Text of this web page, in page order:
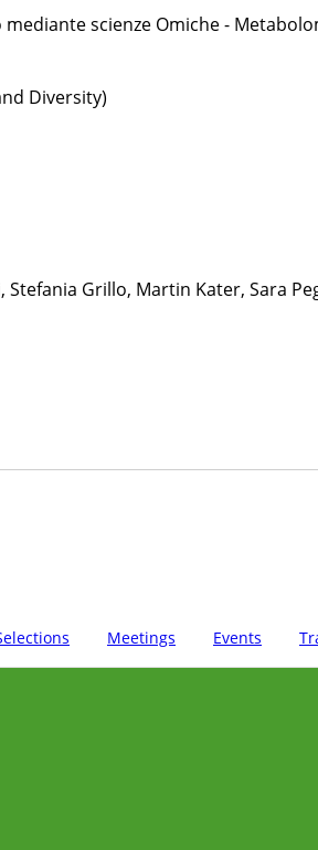
scienze Omiche -
Diversity)
Grillo, Martin Kater, Sara
Meetings Events